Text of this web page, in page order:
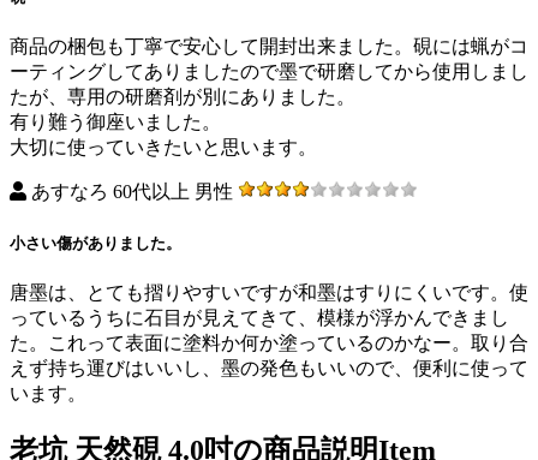
商品の梱包も丁寧で安心して開封出来ました。硯には蝋がコ
ーティングしてありましたので墨で研磨してから使用しまし
たが、専用の研磨剤が別にありました。
有り難う御座いました。
大切に使っていきたいと思います。
あすなろ 60代以上 男性
小さい傷がありました。
唐墨は、とても摺りやすいですが和墨はすりにくいです。使
っているうちに石目が見えてきて、模様が浮かんできまし
た。これって表面に塗料か何か塗っているのかなー。取り合
えず持ち運びはいいし、墨の発色もいいので、便利に使って
います。
老坑 天然硯 4.0吋の商品説明Item